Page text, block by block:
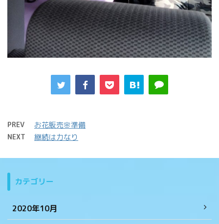
PREV お花販売🌸準備
NEXT 継続は力なり
カテゴリー
2020年10月